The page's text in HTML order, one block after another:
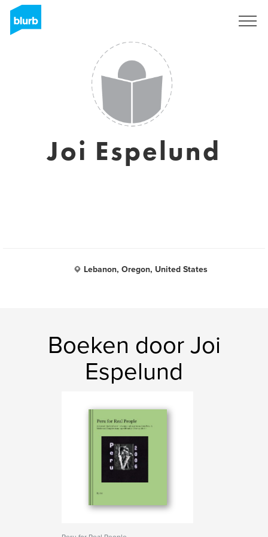
Joi Espelund
Lebanon, Oregon, United States
Boeken door Joi
Espelund